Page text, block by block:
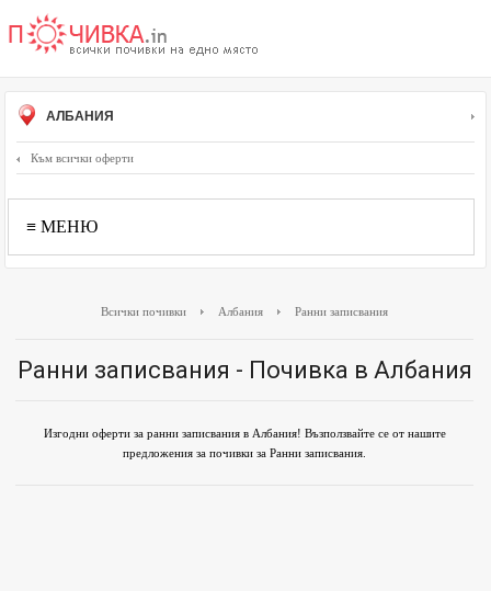
АЛБАНИЯ
Към всички оферти
≡ МЕНЮ
Всички почивки Албания Ранни записвания
Ранни записвания - Почивка в Албания
Изгодни оферти за ранни записвания в Албания! Възползвайте се от нашите
предложения за почивки за Ранни записвания.